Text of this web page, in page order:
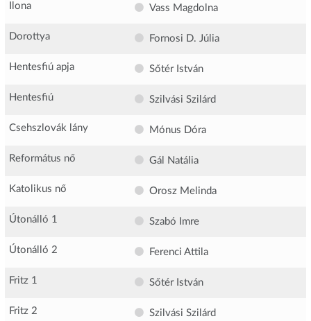
Ilona Vass Magdolna
Dorottya Fornosi D. Júlia
Hentesfiú apja Sőtér István
Hentesfiú Szilvási Szilárd
Csehszlovák lány Mónus Dóra
Református nő Gál Natália
Katolikus nő Orosz Melinda
Útonálló 1 Szabó Imre
Útonálló 2 Ferenci Attila
Fritz 1 Sőtér István
Fritz 2 Szilvási Szilárd